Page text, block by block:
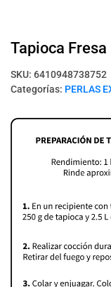
Tapioca
SKU: 6410948738752
Categorías: PERLAS